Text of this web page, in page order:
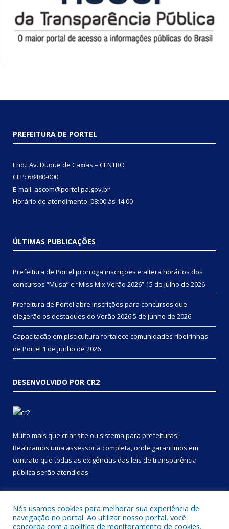
PREFEITURA DE PORTEL
End.: Av. Duque de Caxias – CENTRO
CEP: 68480-000
E-mail: ascom@portel.pa.gov.br
Horário de atendimento: 08:00 às 14:00
ÚLTIMAS PUBLICAÇÕES
Prefeitura de Portel prorroga inscrições e altera horários dos
concursos “Musa” e “Miss Mix Verão 2026” 15 de julho de 2026
Prefeitura de Portel abre inscrições para concursos que
elegerão os destaques do Verão 20265 de junho de 2026
Capacitação em piscicultura fortalece comunidades ribeirinhas
de Portel 1 de junho de 2026
DESENVOLVIDO POR CR2
Muito mais que criar site ou sistema para prefeituras!
Realizamos uma assessoria completa, onde garantimos em
contrato que todas as exigências das leis de transparência
pública serão atendidas.
Nós usamos cookies para melhorar sua experiência de
navegação no portal. Ao utilizar nosso portal, você
concorda com a política de monitoramento de cookies.